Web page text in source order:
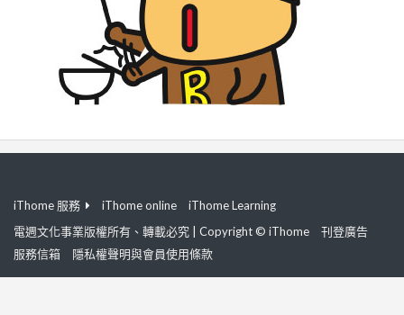
iThome 服務 iThome online
iThome Learning
電週文化事業版權所有、轉載必究 | Copyright © iThome
刊登廣告
服務信箱
隱私權聲明與會員使用條款